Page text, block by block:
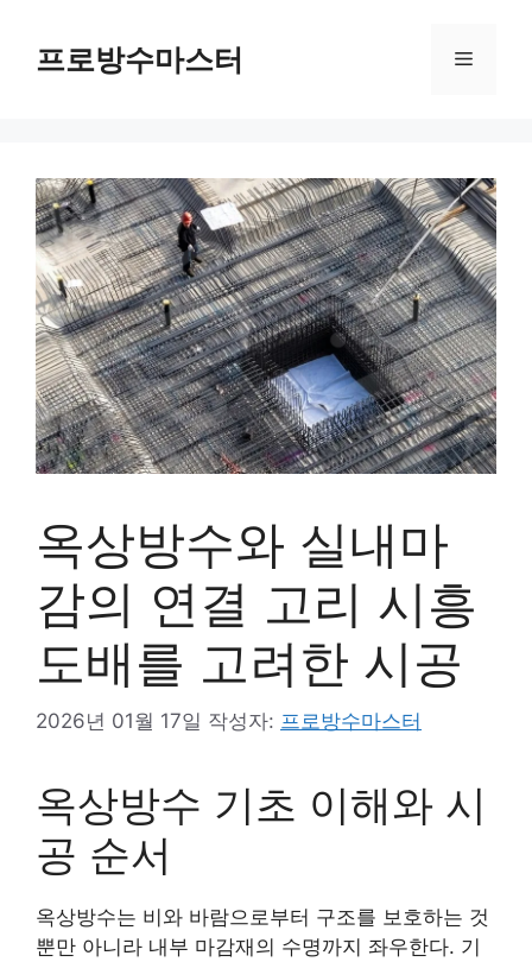
프로방수마스터 메
옥상방수와 실내마
감의 연결 고리 시흥
도배를 고려한 시공
2026년 01월 17일 작성자: 프로방수마스터
옥상방수 기초 이해와 시
공 순서
옥상방수는 비와 바람으로부터 구조를 보호하는 것
뿐만 아니라 내부 마감재의 수명까지 좌우한다. 기